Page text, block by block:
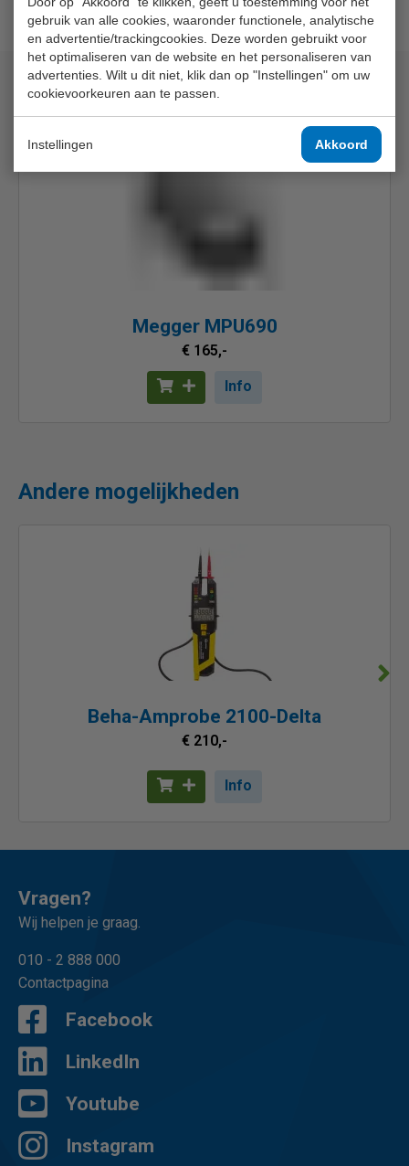
gebruik van alle cookies, waaronder functionele, analytische
en advertentie/trackingcookies. Deze worden gebruikt voor
het optimaliseren van de website en het personaliseren van
advertenties. Wilt u dit niet, klik dan op "Instellingen" om uw
cookievoorkeuren aan te passen.
Instellingen Akkoord
Bijpassende artikelen
Megger MPU690
€ 165,-
Info
Andere mogelijkheden
Beha-Amprobe 2100-Delta
€ 210,-
Info
Vragen?
Wij helpen je graag.
010 - 2 888 000
Contactpagina
Facebook
LinkedIn
Youtube
Instagram